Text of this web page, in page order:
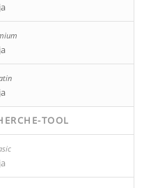
ja
ja
ja
TOOL
ja